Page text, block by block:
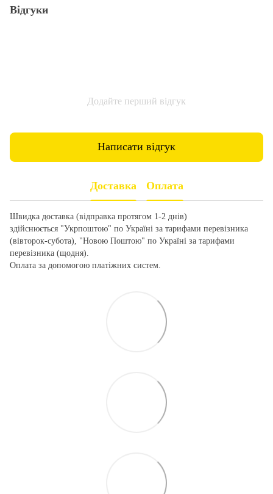
Відгуки
Додайте перший відгук
Написати відгук
Доставка Оплата
Швидка доставка (відправка протягом 1-2 днів)
здійснюється "Укрпоштою" по Україні за тарифами перевізника
(вівторок-субота), "Новою Поштою" по Україні за тарифами
перевізника (щодня).
Оплата за допомогою платіжних систем.